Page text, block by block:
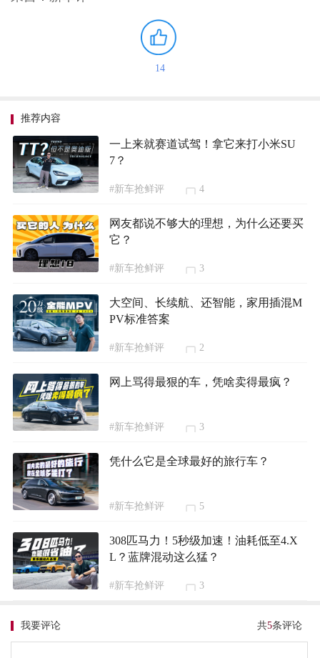
14
推荐内容
一上来就赛道试驾！拿它来打小米SU
7？
#新车抢鲜评 4
网友都说不够大的理想，为什么还要买
它？
#新车抢鲜评 3
大空间、长续航、还智能，家用插混M
PV标准答案
#新车抢鲜评 2
网上骂得最狠的车，凭啥卖得最疯？
#新车抢鲜评 3
凭什么它是全球最好的旅行车？
#新车抢鲜评 5
308匹马力！5秒级加速！油耗低至4.X
L？蓝牌混动这么猛？
#新车抢鲜评 3
共5条评论
我要评论